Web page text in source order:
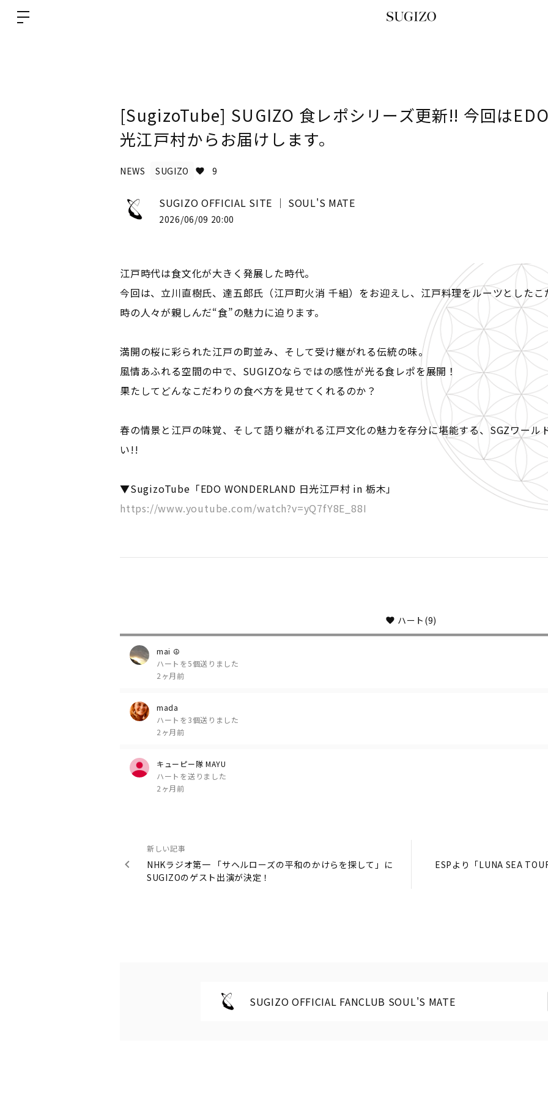
[SugizoTube] SUGIZO 食レポシリーズ更新!! 今回は
光江戸村からお届けします。
NEWS SUGIZO 9
SUGIZO OFFICIAL SITE │ SOUL'S MATE
2026/06/09 20:00
江戸時代は食文化が大きく発展した時代。
今回は、立川直樹氏、達五郎氏（江戸町火消 千組）をお迎えし、江戸料理をルーツとした
時の人々が親しんだ“食”の魅力に迫ります。
満開の桜に彩られた江戸の町並み、そして受け継がれる伝統の味――。
風情あふれる空間の中で、SUGIZOならではの感性が光る食レポを展開！
果たしてどんなこだわりの食べ方を見せてくれるのか？
春の情景と江戸の味覚、そして語り継がれる江戸文化の魅力を存分に堪能する、SGZワール
い!!
▼SugizoTube「EDO WONDERLAND 日光江戸村 in 栃木」
https://www.youtube.com/watch?v=yQ7fY8E_88I
ハート (9)
mai ☮
ハートを5個送りました
2ヶ月前
mada
ハートを3個送りました
2ヶ月前
キューピー隊 MAYU
ハートを送りました
2ヶ月前
新しい記事
NHKラジオ第一 「サヘルローズの平和のかけらを探して」に
SUGIZOのゲスト出演が決定！
ESPより「LUNA SEA
SUGIZO OFFICIAL FANCLUB SOUL'S MATE